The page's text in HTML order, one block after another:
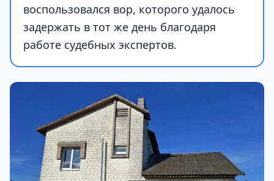
воспользовался вор, которого удалось
задержать в тот же день благодаря
работе судебных экспертов.